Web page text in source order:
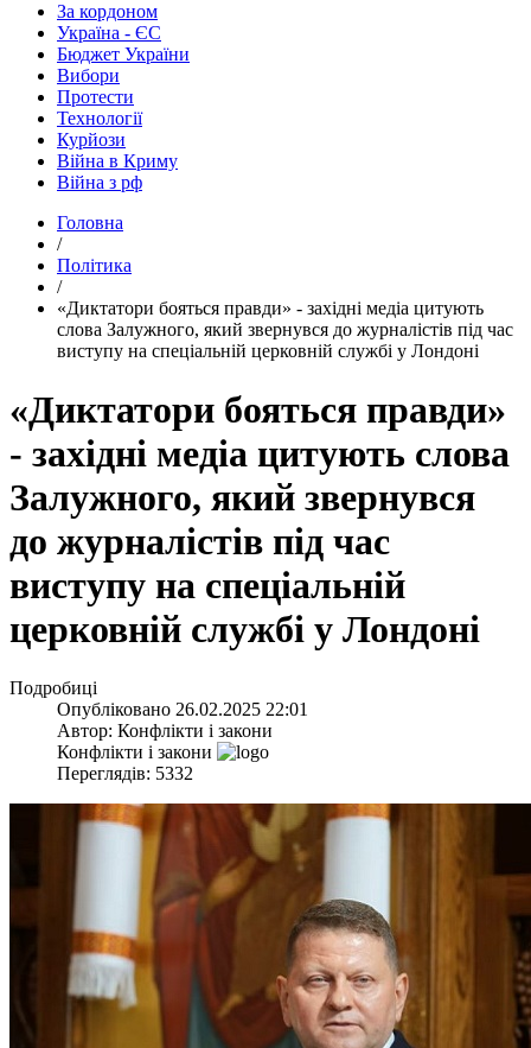
За кордоном
Україна - ЄС
Бюджет України
Вибори
Протести
Технології
Курйози
Війна в Криму
Війна з рф
Головна
/
Політика
/
​«Диктатори бояться правди» - західні медіа цитують
слова Залужного, який звернувся до журналістів під час
виступу на спеціальній церковній службі у Лондоні
«Диктатори бояться правди»
- західні медіа цитують слова
Залужного, який звернувся
до журналістів під час
виступу на спеціальній
церковній службі у Лондоні
Подробиці
Опубліковано 26.02.2025 22:01
Автор: Конфлікти і закони
Конфлікти і закони
Переглядів: 5332